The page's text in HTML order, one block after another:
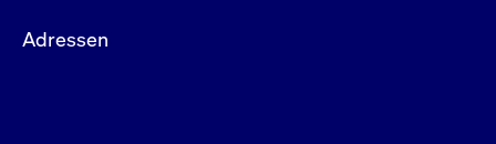
Adressen